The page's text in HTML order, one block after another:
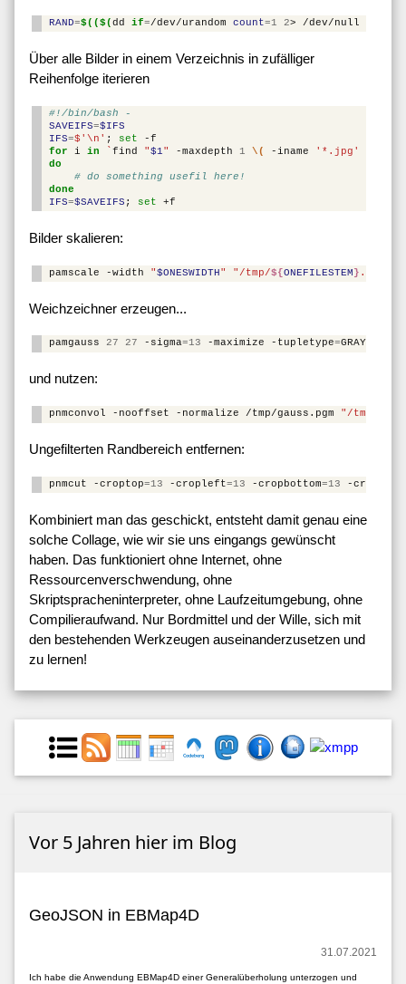
RAND=$(($(dd if=/dev/urandom count=1 2> /dev/null
Über alle Bilder in einem Verzeichnis in zufälliger
Reihenfolge iterieren
#!/bin/bash -
SAVEIFS=$IFS
IFS=$'\n' ; set
for
i in `find "$1" -maxdepth 1 \( -iname '*.jpg'
do
# do something usefil here!
done
IFS=$SAVEIFS ; set
Bilder skalieren:
pamscale -width "$ONESWIDTH" "/tmp/${ONEFILESTEM} .pnm"
Weichzeichner erzeugen...
pamgauss 27 27 -sigma=13 -maximize -tupletype=GRAYSCALE
und nutzen:
pnmconvol -nooffset -normalize /tmp/gauss.pgm "/tmp/S
Ungefilterten Randbereich entfernen:
pnmcut -croptop=13 -cropleft=13 -cropbottom=13 -
Kombiniert man das geschickt, entsteht damit genau eine
solche Collage, wie wir sie uns eingangs gewünscht
haben. Das funktioniert ohne Internet, ohne
Ressourcenverschwendung, ohne
Skriptspracheninterpreter, ohne Laufzeitumgebung, ohne
Compilieraufwand. Nur Bordmittel und der Wille, sich mit
den bestehenden Werkzeugen auseinanderzusetzen und
zu lernen!
Vor 5 Jahren hier im Blog
GeoJSON in EBMap4D
31.07.2021
Ich habe die Anwendung EBMap4D einer Generalüberholung unterzogen und